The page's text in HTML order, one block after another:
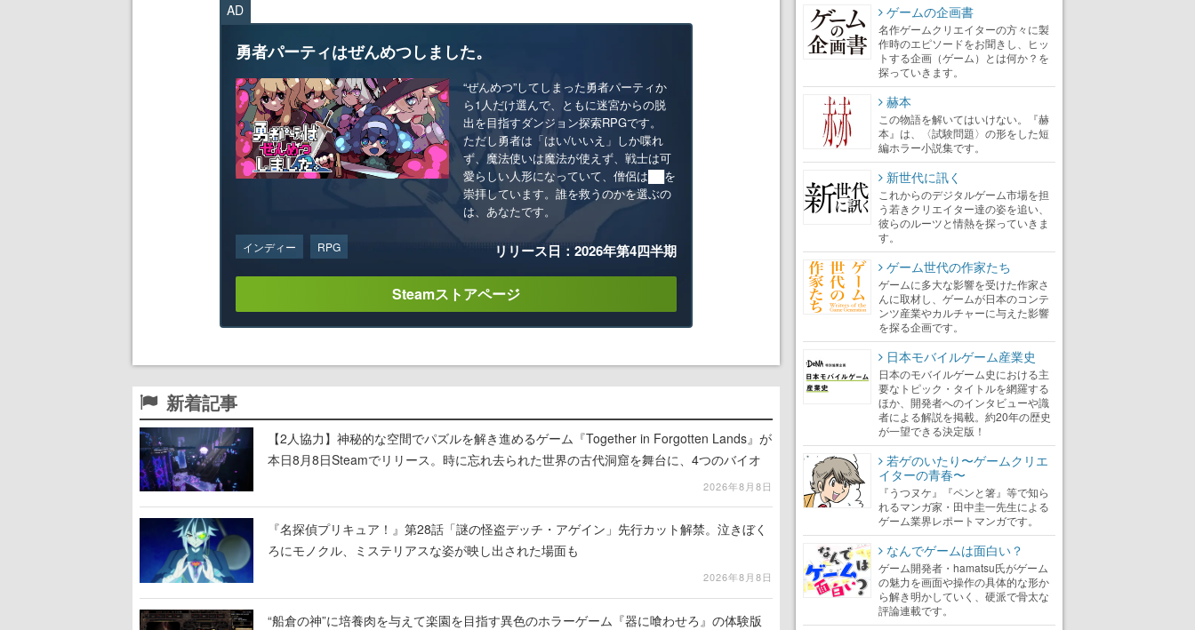
AD
勇者パーティはぜんめつしました。
“ぜんめつ”してしまった勇者パーティか
ら1人だけ選んで、ともに迷宮からの脱
出を目指すダンジョン探索RPGです。
ただし勇者は「はい/いいえ」しか喋れ
ず、魔法使いは魔法が使えず、戦士は可
愛らしい人形になっていて、僧侶は██を
崇拝しています。誰を救うのかを選ぶの
は、あなたです。
インディー RPG リリース日：2026年第4四半期
Steamストアページ
新着記事
【2人協力】神秘的な空間でパズルを解き進めるゲーム『Together in Forgotten Lands』が
本日8月8日Steamでリリース。時に忘れ去られた世界の古代洞窟を舞台に、4つのバイオ
2026年8月8日
『名探偵プリキュア！』第28話「謎の怪盗デッチ・アゲイン」先行カット解禁。泣きぼく
ろにモノクル、ミステリアスな姿が映し出された場面も
2026年8月8日
“船倉の神”に培養肉を与えて楽園を目指す異色のホラーゲーム『器に喰わせろ』の体験版
ゲームの企画書
名作ゲームクリエイターの方々に製
作時のエピソードをお聞きし、ヒッ
トする企画（ゲーム）とは何か？を
探っていきます。
赫本
この物語を解いてはいけない。『赫
本』は、〈試験問題〉の形をした短
編ホラー小説集です。
新世代に訊く
これからのデジタルゲーム市場を担
う若きクリエイター達の姿を追い、
彼らのルーツと情熱を探っていきま
す。
ゲーム世代の作家たち
ゲームに多大な影響を受けた作家さ
んに取材し、ゲームが日本のコンテ
ンツ産業やカルチャーに与えた影響
を探る企画です。
日本モバイルゲーム産業史
日本のモバイルゲーム史における主
要なトピック・タイトルを網羅する
ほか、開発者へのインタビューや識
者による解説を掲載。約20年の歴史
が一望できる決定版！
若ゲのいたり〜ゲームクリエ
イターの青春〜
『うつヌケ』『ペンと箸』等で知ら
れるマンガ家・田中圭一先生による
ゲーム業界レポートマンガです。
なんでゲームは面白い？
ゲーム開発者・hamatsu氏がゲーム
の魅力を画面や操作の具体的な形か
ら解き明かしていく、硬派で骨太な
評論連載です。